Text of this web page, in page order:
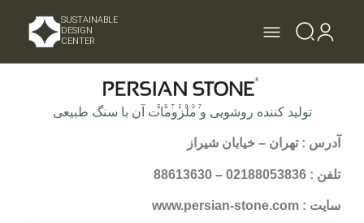
SUSTAINABLE
DESIGN
CENTER
تولید کننده روشویی و ملزومات آن با سنگ طبیعی
آدرس : تهران – خیابان شیراز
تلفن : 02188053836 – 88613630
سایت : www.persian-stone.com